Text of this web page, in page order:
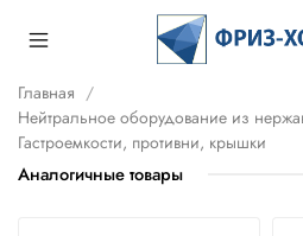
Главная
Нейтральное оборудование из
Гастроемкости, противни, крышки
Аналогичные товары